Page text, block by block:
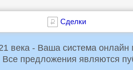
Сделки
Российская Торговая Система 21
Все предложения являются